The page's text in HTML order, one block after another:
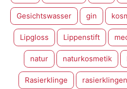
Gesichtswasser gin
Lipgloss Lippenstift
natur naturkosmetik
Rasierklinge rasierklingen